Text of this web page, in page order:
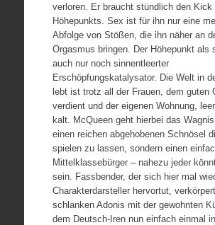
verloren. Er braucht stündlich den Kick
Höhepunkts. Sex ist für ihn nur eine
Abfolge von Stößen, die ihn näher an
Orgasmus bringen. Der Höhepunkt als
auch nur noch sinnentleerter
Erschöpfungskatalysator. Die Welt in
lebt ist trotz all der Frauen, dem guten
verdient und der eigenen Wohnung,
kalt. McQueen geht hierbei das
einen reichen abgehobenen Schnösel
spielen zu lassen, sondern einen
Mittelklassebürger – nahezu jeder
sein. Fassbender, der sich hier mal
Charakterdarsteller hervortut,
schlanken Adonis mit der gewohnten
dem Deutsch-Iren nun einfach einmal